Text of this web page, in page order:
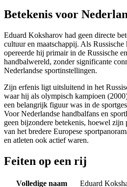
Betekenis voor
Eduard Koksharov had geen directe
cultuur en maatschappij. Als Russische
opereerde hij primair in de Russische
handbalwereld, zonder significante
Nederlandse sportinstellingen.
Zijn erfenis ligt uitsluitend in het
waar hij als olympisch kampioen
een belangrijk figuur was in de
Voor Nederlandse handbalfans en
geen bijzondere betekenis, hoewel zijn
van het bredere Europese
en atleten ook actief waren.
Feiten op een rij
Volledige naam
Eduard